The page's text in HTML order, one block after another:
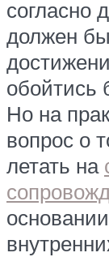
согласно
должен
обойтись
Но на
вопрос о
летать на